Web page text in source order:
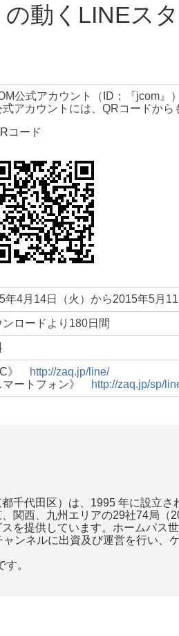
動くLINEス
公式アカウント（ID：『jcom』
アカウントには、QRコードから
コード
年4月14日（火）から2015年5月11
ンロードより180日間
》
http://zaq.jp/line/
マートフォン》
http://zaq.jp/sp/
千代田区）は、1995 年に設立
関西、九州エリアの29社74局（
を提供しています。ホームパス
ンネルに出資及び運営を行い
。